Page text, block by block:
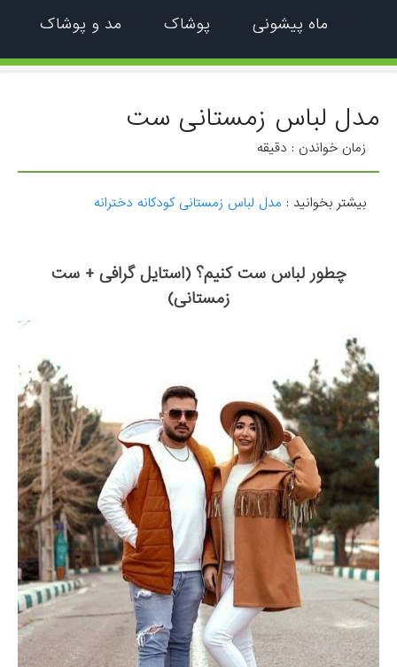
ماه پیشونی پوشاک مد و پوشاک
مدل لباس زمستانی ست
زمان خواندن : دقیقه
بیشتر بخوانید : مدل لباس زمستانی کودکانه دخترانه
چطور لباس ست کنیم؟ (استایل گرافی + ست
زمستانی)